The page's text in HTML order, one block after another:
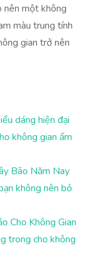
nên một không
màu trung tính
gian trở nên
dáng hiện đại
không gian ấm
Bão Năm Nay
không nên bỏ
Cho Không Gian
trong cho không